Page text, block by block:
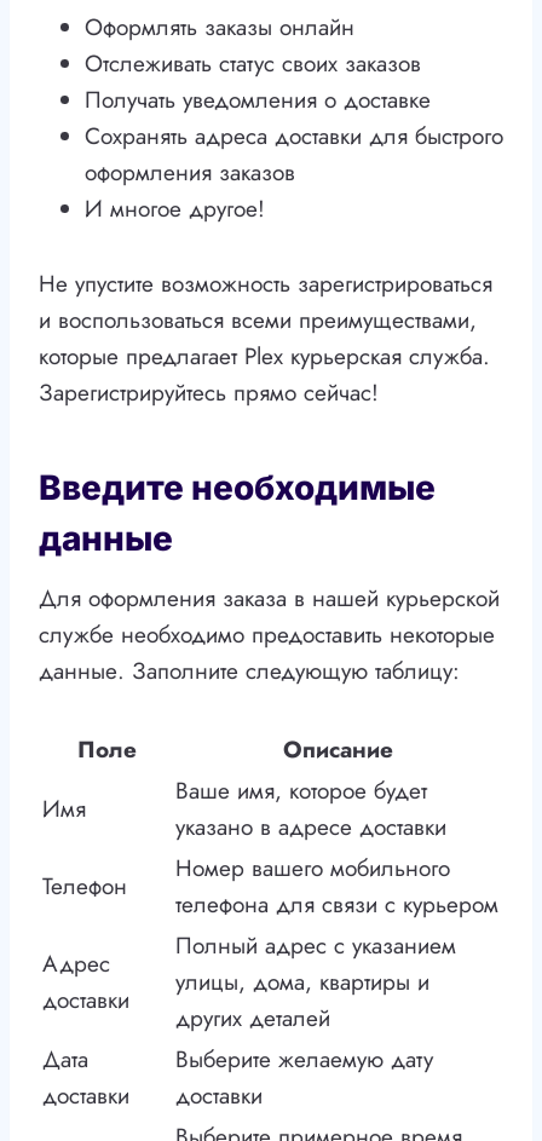
Оформлять заказы онлайн
Отслеживать статус своих заказов
Получать уведомления о доставке
Сохранять адреса доставки для быстрого
оформления заказов
И многое другое!
Не упустите возможность зарегистрироваться
и воспользоваться всеми преимуществами,
которые предлагает Plex курьерская служба.
Зарегистрируйтесь прямо сейчас!
Введите необходимые
данные
Для оформления заказа в нашей курьерской
службе необходимо предоставить некоторые
данные. Заполните следующую таблицу:
Поле
Описание
Имя
Ваше имя, которое будет
указано в адресе доставки
Телефон
Номер вашего мобильного
телефона для связи с курьером
Адрес
доставки
Полный адрес с указанием
улицы, дома, квартиры и
других деталей
Дата
доставки
Выберите желаемую дату
доставки